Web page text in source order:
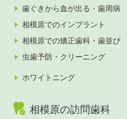
歯ぐきから血が出る・歯周病
相模原でのインプラント
相模原での矯正歯科・歯並び
虫歯予防・クリーニング
ホワイトニング
相模原の訪問歯科